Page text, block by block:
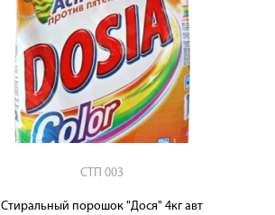
СТП 003
Стиральный порошок "Дося" 4кг авт